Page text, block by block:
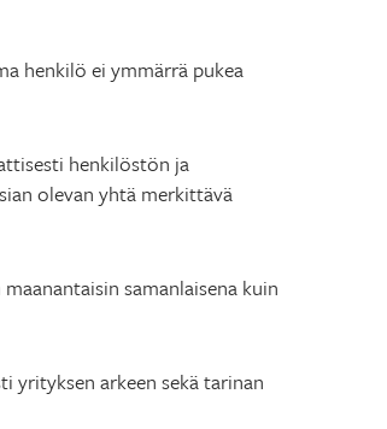
henkilö ei ymmärrä pukea
henkilöstön ja
olevan yhtä merkittävä
samanlaisena kuin
yrityksen arkeen sekä tarinan